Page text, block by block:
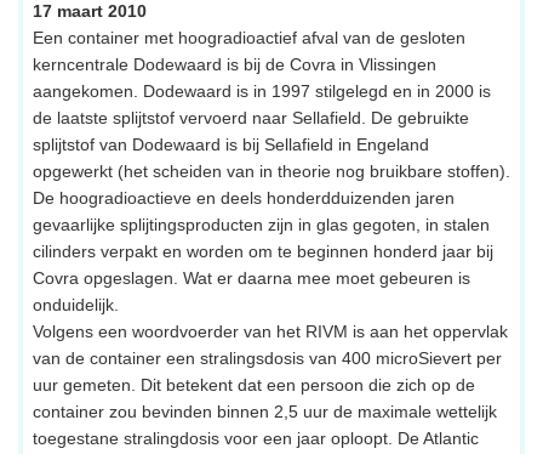
17 maart 2010
Een container met hoogradioactief afval van de gesloten
kerncentrale Dodewaard is bij de Covra in Vlissingen
aangekomen. Dodewaard is in 1997 stilgelegd en in 2000 is
de laatste splijtstof vervoerd naar Sellafield. De gebruikte
splijtstof van Dodewaard is bij Sellafield in Engeland
opgewerkt (het scheiden van in theorie nog bruikbare stoffen).
De hoogradioactieve en deels honderdduizenden jaren
gevaarlijke splijtingsproducten zijn in glas gegoten, in stalen
cilinders verpakt en worden om te beginnen honderd jaar bij
Covra opgeslagen. Wat er daarna mee moet gebeuren is
onduidelijk.
Volgens een woordvoerder van het RIVM is aan het oppervlak
van de container een stralingsdosis van 400 microSievert per
uur gemeten. Dit betekent dat een persoon die zich op de
container zou bevinden binnen 2,5 uur de maximale wettelijk
toegestane stralingdosis voor een jaar oploopt. De Atlantic